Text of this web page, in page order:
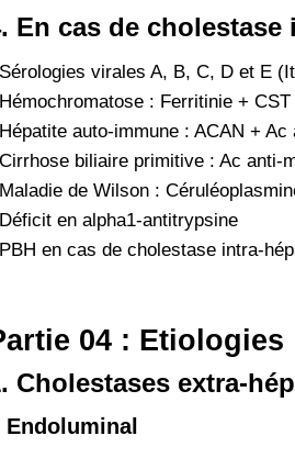
En cas de cholestase
virales A, B, C, D et E
: Ferritinie +
auto-immune : ACAN +
biliaire primitive : Ac anti-
de Wilson :
en alpha1-antitrypsine
en cas de cholestase intra-
04 : Etiologies
Cholestases extra-
Endoluminal